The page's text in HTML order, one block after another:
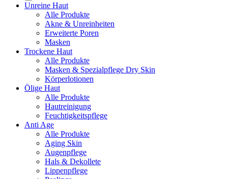
Unreine Haut
Alle Produkte
Akne & Unreinheiten
Erweiterte Poren
Masken
Trockene Haut
Alle Produkte
Masken & Spezialpflege Dry Skin
Körperlotionen
Ölige Haut
Alle Produkte
Hautreinigung
Feuchtigkeitspflege
Anti Age
Alle Produkte
Aging Skin
Augenpflege
Hals & Dekollete
Lippenpflege